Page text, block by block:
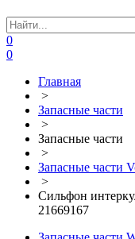
0
0
Главная
>
Запасные части
>
Запасные части
>
Запасные части
>
Сильфон
21669167